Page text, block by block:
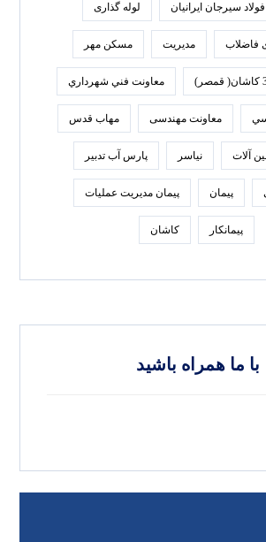
سيرجان ايرانيان لوله گذاری
فاضلاب مدیریت مسکن مهر
معاونت فني شهرداري
معاونت مهندسی مهاب قدس
آلات نیاسر پارس‌ آب تدبير
پیمان پیمان مدیریت عملیات
پیمانکار کاشان
با ما همراه باشید